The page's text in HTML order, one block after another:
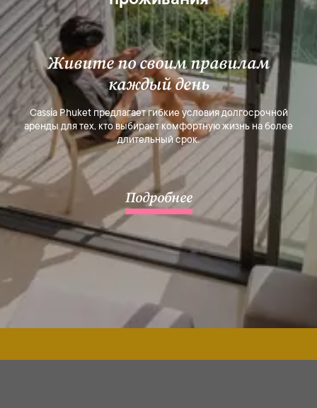
Живите по своим правилам
каждый день
Cassia Phuket предлагает гибкие условия долгосрочной
аренды для тех, кто выбирает комфортную жизнь на более
длительный срок.
Подробнее